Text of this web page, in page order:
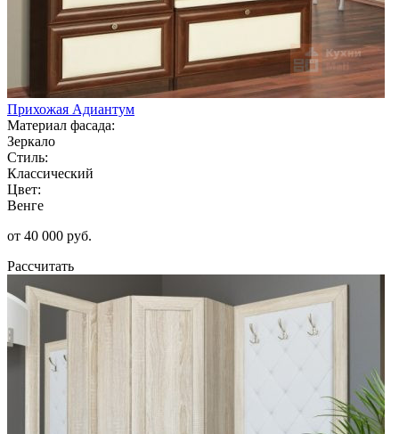
Прихожая Адиантум
Материал фасада:
Зеркало
Стиль:
Классический
Цвет:
Венге
от 40 000 руб.
Рассчитать